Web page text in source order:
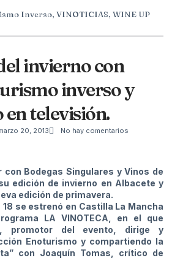
Inverso, VINOTICIAS, WINE UP
invierno con
inverso y
televisión.
20, 2013
No hay comentarios
con Bodegas Singulares y Vinos de
edición de invierno en Albacete y
edición de primavera.
18 se estrenó en Castilla La Mancha
LA VINOTECA, en el que
promotor del evento, dirige y
Enoturismo y compartiendo la
con Joaquín Tomas, crítico de